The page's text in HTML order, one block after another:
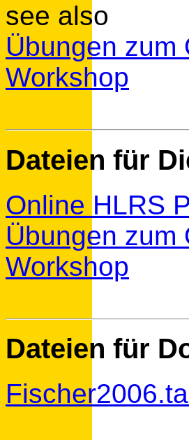
see also
Übungen zum
Workshop
Dateien für
Online HLRS
Übungen zum
Workshop
Dateien für